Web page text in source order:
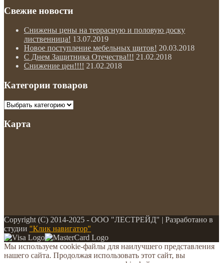
Свежие новости
Снижены цены на террасную и половую доску
лиственница! 13.07.2019
Новое поступление мебельных щитов! 20.03.2018
С Днем Защитника Отечества!!! 21.02.2018
Снижение цен!!!! 21.02.2018
Категории товаров
Карта
Copyright (С) 2014-2025 - ООО "ЛЕСТРЕЙД" | Разработано в
студии "Клик навигатор"
Мы используем cookie-файлы для наилучшего представления
нашего сайта. Продолжая использовать этот сайт, вы